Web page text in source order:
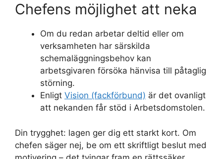
Chefens möjlighet att neka
Om du redan arbetar deltid eller om
verksamheten har särskilda
schemaläggningsbehov kan
arbetsgivaren försöka hänvisa till påtaglig
störning.
Enligt Vision (fackförbund) är det ovanligt
att nekanden får stöd i Arbetsdomstolen.
Din trygghet: lagen ger dig ett starkt kort. Om
chefen säger nej, be om ett skriftligt beslut med